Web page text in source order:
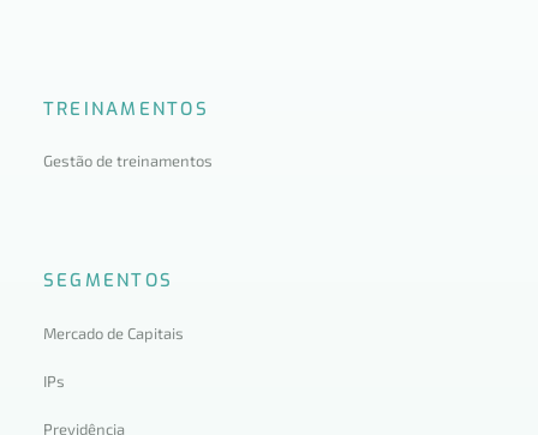
TREINAMENTOS
Gestão de treinamentos
SEGMENTOS
Mercado de Capitais
IPs
Previdência